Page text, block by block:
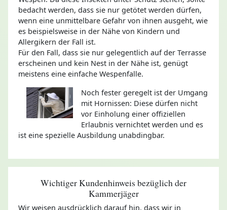
bedacht werden, dass sie nur getötet werden dürfen,
wenn eine unmittelbare Gefahr von ihnen ausgeht, wie
es beispielsweise in der Nähe von Kindern und
Allergikern der Fall ist.
Für den Fall, dass sie nur gelegentlich auf der Terrasse
erscheinen und kein Nest in der Nähe ist, genügt
meistens eine einfache Wespenfalle.
Noch fester geregelt ist der Umgang
mit Hornissen: Diese dürfen nicht
vor Einholung einer offiziellen
Erlaubnis vernichtet werden und es
ist eine spezielle Ausbildung unabdingbar.
Wichtiger Kundenhinweis bezüglich der
Kammerjäger
Wir weisen ausdrücklich darauf hin, dass wir in